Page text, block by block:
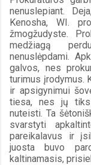
nenuslepiant.
Kenosha, WI.
žmogžudyste.
medžiagą
nenuslėpdami.
galvos, nes
turimus įrodymus.
ir apsigynimui
tiesa, nes jų
nuteisti. Ta
svarstyti
pareikalavus ir
juosta buvo
kaltinamasis,